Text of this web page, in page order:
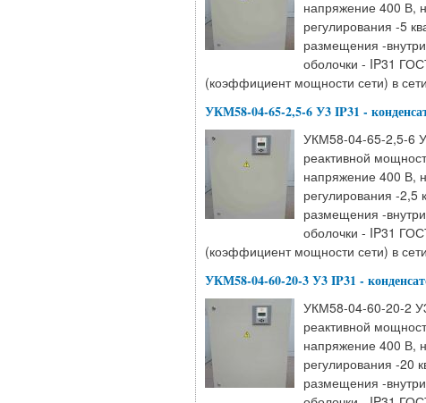
напряжение 400 В,
регулирования -5
размещения -
оболочки - IP31
(коэффициент мощности сети) в
УКМ58-04-65-2,5-6 У3 IP31 -
УКМ58-04-65-2,5-6
реактивной
напряжение 400 В,
регулирования -2,5
размещения -
оболочки - IP31
(коэффициент мощности сети) в
УКМ58-04-60-20-3 У3 IP31 -
УКМ58-04-60-20-2
реактивной
напряжение 400 В,
регулирования -20
размещения -